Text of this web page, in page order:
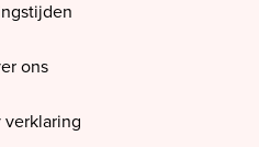
ons
verklaring